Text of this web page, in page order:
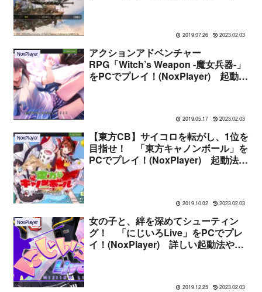
2019.07.26 2023.02.03
NoxPlayer
アクションアドベンチャー
RPG「Witch’s Weapon -魔女兵器-」
をPCでプレイ！(NoxPlayer) 起動法
2019.05.17 2023.02.03
NoxPlayer
【東方CB】サイコロを転がし、1位を
目指せ！ 「東方キャノンボール」を
PCでプレイ！(NoxPlayer) 起動法や
2019.10.02 2023.02.03
NoxPlayer
女の子と、絆を深めてシューティン
グ！ 「にじいろLive」をPCでプレ
イ！(NoxPlayer) 詳しい起動法や遊
2019.12.25 2023.02.03